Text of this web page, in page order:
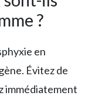
?
en
Évitez de
immédiatement